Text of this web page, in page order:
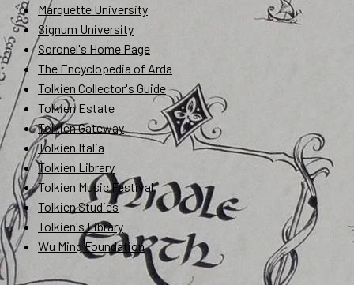
Marquette University
Signum University
Soronel's Home Page
The Encyclopedia of Arda
Tolkien Collector's Guide
Tolkien Estate
Tolkien Gateway
Tolkien Italia
Tolkien Library
Tolkien Music Festival
Tolkien Studies
Tolkien's Library
Wu Ming Foundation